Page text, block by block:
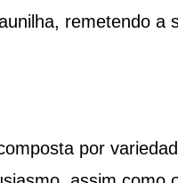
remetendo a
por